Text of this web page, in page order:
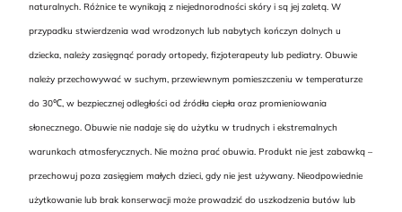
naturalnych. Różnice te wynikają z niejednorodności skóry i są jej zaletą. W
przypadku stwierdzenia wad wrodzonych lub nabytych kończyn dolnych u
dziecka, należy zasięgnąć porady ortopedy, fizjoterapeuty lub pediatry. Obuwie
należy przechowywać w suchym, przewiewnym pomieszczeniu w temperaturze
do 30℃, w bezpiecznej odległości od źródła ciepła oraz promieniowania
słonecznego. Obuwie nie nadaje się do użytku w trudnych i ekstremalnych
warunkach atmosferycznych. Nie można prać obuwia. Produkt nie jest zabawką –
przechowuj poza zasięgiem małych dzieci, gdy nie jest używany. Nieodpowiednie
użytkowanie lub brak konserwacji może prowadzić do uszkodzenia butów lub